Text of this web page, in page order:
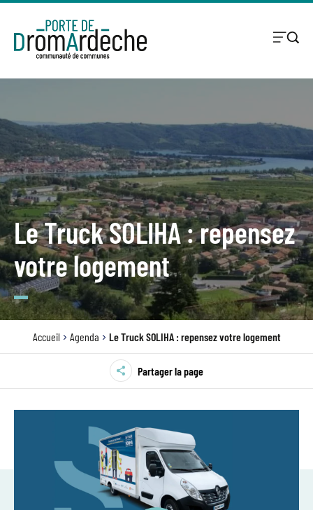
Le Truck SOLIHA : repensez
votre logement
Accueil Agenda Le Truck SOLIHA : repensez votre logement
Partager la page